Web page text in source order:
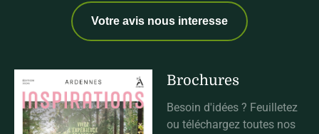
Votre avis nous interesse
Brochures
Besoin d'idées ? Feuilletez
ou téléchargez toutes nos